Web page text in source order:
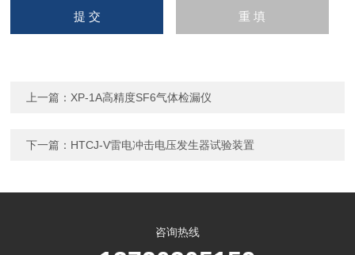
上一篇： XP-1A高精度SF6气体检漏仪
下一篇： HTCJ-V雷电冲击电压发生器试验装置
咨询热线